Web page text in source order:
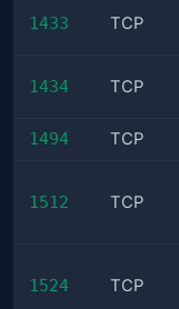
1433 TCP
1434 TCP
1494 TCP
1512 TCP
1524 TCP